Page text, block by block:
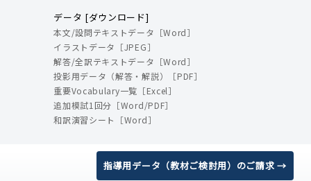
データ [ダウンロード]
本文/設問テキストデータ［Word］
イラストデータ［JPEG］
解答/全訳テキストデータ［Word］
投影用データ（解答・解説）［PDF］
重要Vocabulary一覧［Excel］
追加模試1回分［Word/PDF］
和訳演習シート［Word］
指導用データ（教材ご検討用）のご請求 →